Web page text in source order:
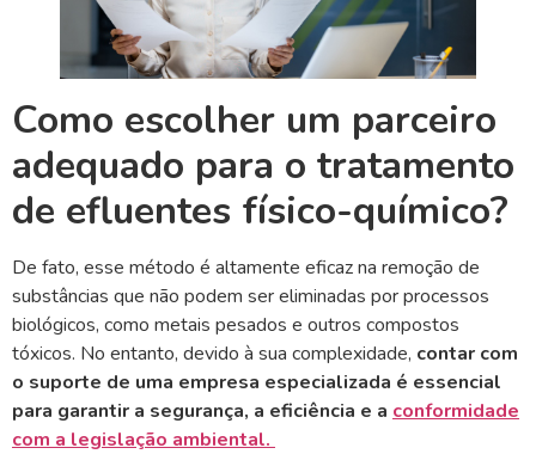
Como escolher um parceiro
adequado para o tratamento
de efluentes físico-químico?
De fato, esse método é altamente eficaz na remoção de
substâncias que não podem ser eliminadas por processos
biológicos, como metais pesados e outros compostos
tóxicos. No entanto, devido à sua complexidade, contar com
o suporte de uma empresa especializada é essencial
para garantir a segurança, a eficiência e a conformidade
com a legislação ambiental.